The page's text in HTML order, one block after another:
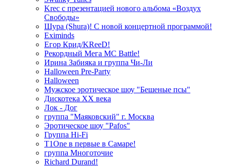
Krec с презентацией нового альбома «Воздух
Свободы»
Шура (Shura)! С новой концертной программой!
Eximinds
Егор Крид/KReeD!
Рекордный Мега МС Battle!
Ирина Забияка и группа Чи-Ли
Halloween Pre-Party
Halloween
Мужское эротическое шоу "Бешеные псы"
Дискотека ХХ века
Лок - Дог
группа "Маяковский" г. Москва
Эротическое шоу "Pafos"
Группа Hi-Fi
T1One в первые в Самаре!
группа Многоточие
Richard Durand!